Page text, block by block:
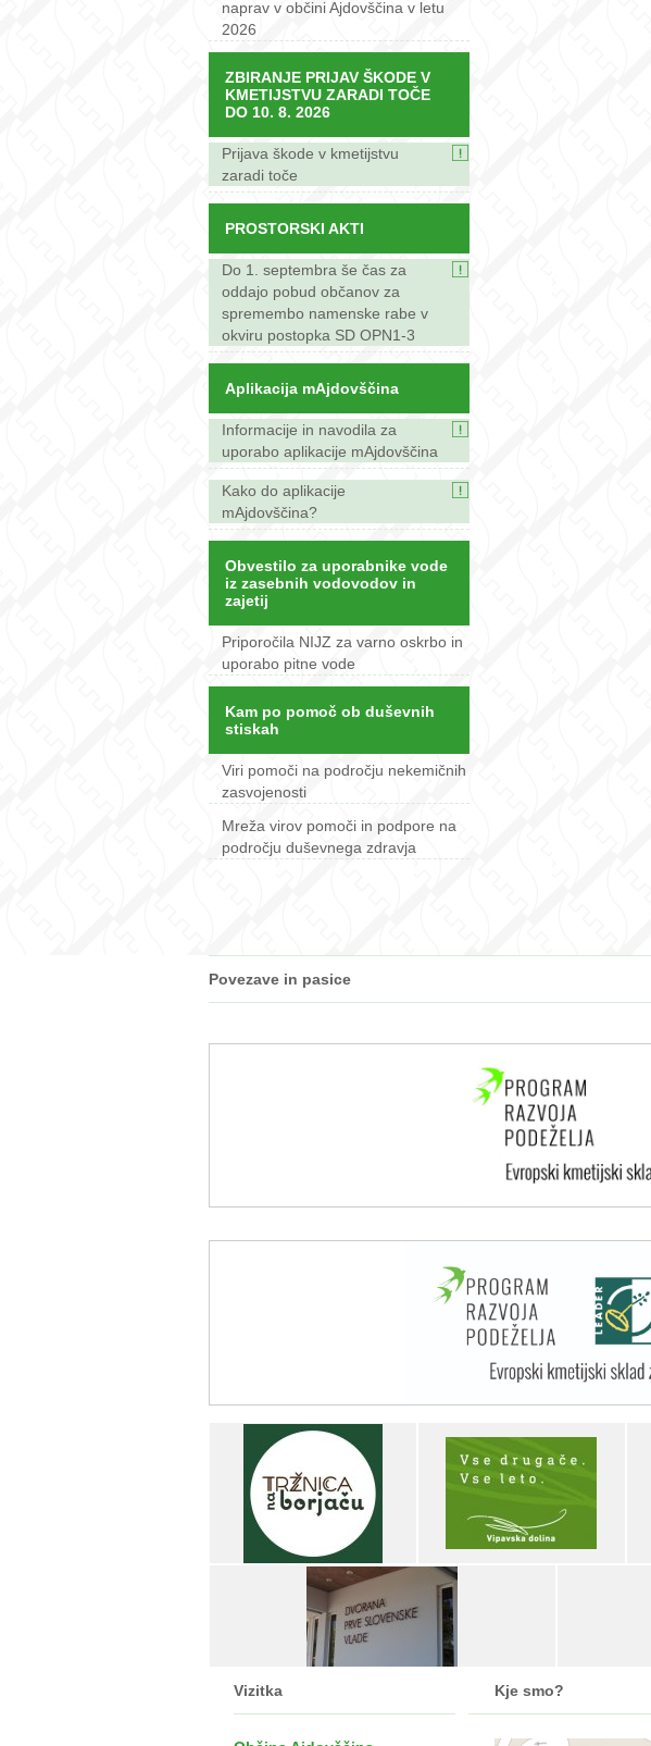
naprav v občini Ajdovščina v letu
2026
ZBIRANJE PRIJAV ŠKODE V
KMETIJSTVU ZARADI TOČE
DO 10. 8. 2026
Prijava škode v kmetijstvu
zaradi toče
PROSTORSKI AKTI
Do 1. septembra še čas za
oddajo pobud občanov za
spremembo namenske rabe v
okviru postopka SD OPN1-3
Aplikacija mAjdovščina
Informacije in navodila za
uporabo aplikacije mAjdovščina
Kako do aplikacije
mAjdovščina?
Obvestilo za uporabnike vode
iz zasebnih vodovodov in
zajetij
Priporočila NIJZ za varno oskrbo in
uporabo pitne vode
Kam po pomoč ob duševnih
stiskah
Viri pomoči na področju nekemičnih
zasvojenosti
Mreža virov pomoči in podpore na
področju duševnega zdravja
Povezave in pasice
Vizitka Kje smo?